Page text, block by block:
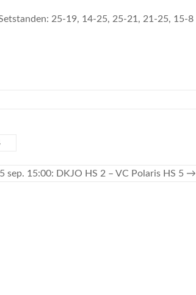
25-19, 14-25, 25-21, 21-25, 15-8
sep. 15:00: DKJO HS 2 – VC Polaris HS 5 →